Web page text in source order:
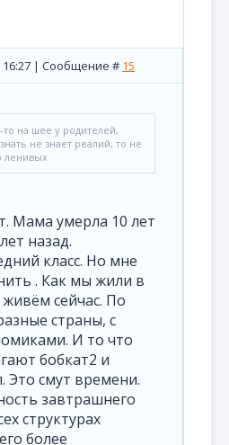
16:27 | Сообщение # 15
то на шее у родителей,
не знает реалий, то не
ленивых
Мама умерла 10 лет
назад.
класс. Но мне
. Как мы жили в
сейчас. По
страны, с
И то что
бобкат2 и
Это смут времени.
завтрашнего
структурах
более